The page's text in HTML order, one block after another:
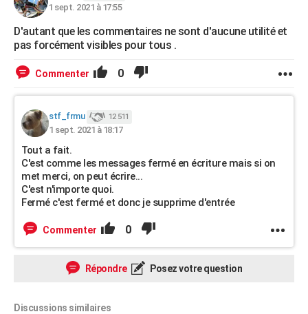
1 sept. 2021 à 17:55
D'autant que les commentaires ne sont d'aucune utilité et
pas forcément visibles pour tous .
Commenter 0
stf_frmu 12 511
1 sept. 2021 à 18:17
Tout a fait.
C'est comme les messages fermé en écriture mais si on
met merci, on peut écrire...
C'est n'importe quoi.
Fermé c'est fermé et donc je supprime d'entrée
Commenter 0
Répondre Posez votre question
Discussions similaires